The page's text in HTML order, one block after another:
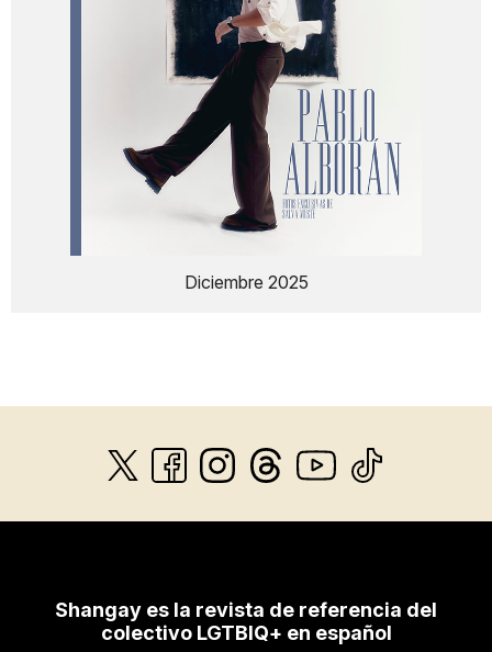
Diciembre 2025
Shangay es la revista de referencia del
colectivo LGTBIQ+ en español